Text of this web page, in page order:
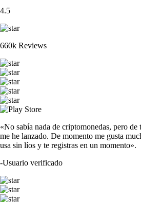
4.5
660k Reviews
«No sabía nada de criptomonedas, pero
me he lanzado. De momento me gusta
usa sin líos y te registras en un momento».
-Usuario verificado